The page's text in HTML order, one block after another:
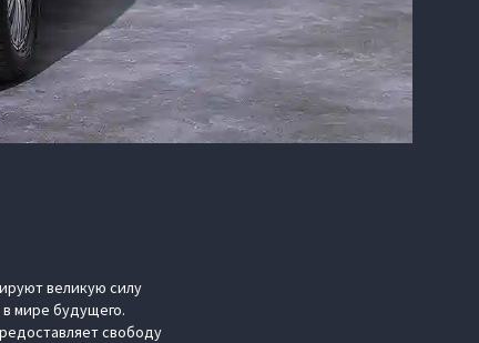
великую силу
мире будущего.
свободу